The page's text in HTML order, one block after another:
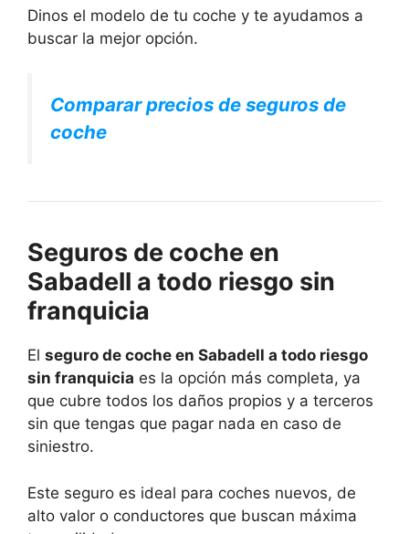
Dinos el modelo de tu coche y te ayudamos a
buscar la mejor opción.
Comparar precios de seguros de
coche
Seguros de coche en
Sabadell a todo riesgo sin
franquicia
El seguro de coche en Sabadell a todo riesgo
sin franquicia es la opción más completa, ya
que cubre todos los daños propios y a terceros
sin que tengas que pagar nada en caso de
siniestro.
Este seguro es ideal para coches nuevos, de
alto valor o conductores que buscan máxima